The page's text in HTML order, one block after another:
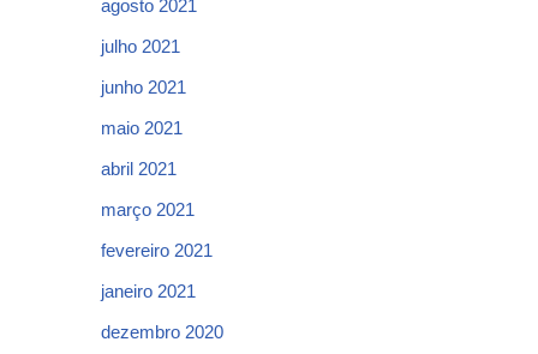
agosto 2021
julho 2021
junho 2021
maio 2021
abril 2021
março 2021
fevereiro 2021
janeiro 2021
dezembro 2020